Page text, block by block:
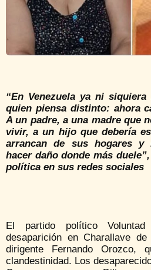
“En Venezuela ya ni
quien piensa distinto: ahora
A un padre, a una madre que
vivir, a un hijo que debería
arrancan de sus hogares y
hacer daño donde más
política en sus redes sociales
El partido político
desaparición en Charallave
dirigente Fernando Orozco,
clandestinidad. Los